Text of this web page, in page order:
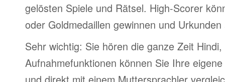
gelösten Spiele und Rätsel. High-Scorer
oder Goldmedaillen gewinnen und
Sehr wichtig: Sie hören die ganze Zeit
Aufnahmefunktionen können Sie Ihre